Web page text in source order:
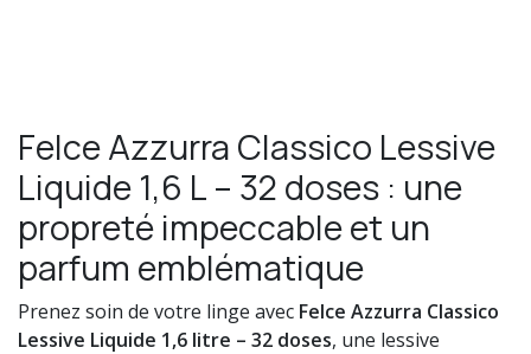
Felce Azzurra Classico Lessive
Liquide 1,6 L – 32 doses : une
propreté impeccable et un
parfum emblématique
Prenez soin de votre linge avec Felce Azzurra Classico
Lessive Liquide 1,6 litre – 32 doses, une lessive